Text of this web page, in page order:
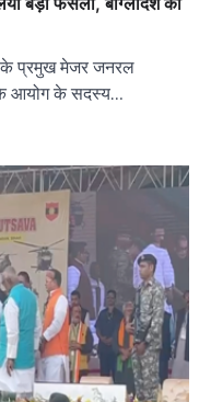
के प्रमुख मेजर जनरल
आयोग के सदस्य…